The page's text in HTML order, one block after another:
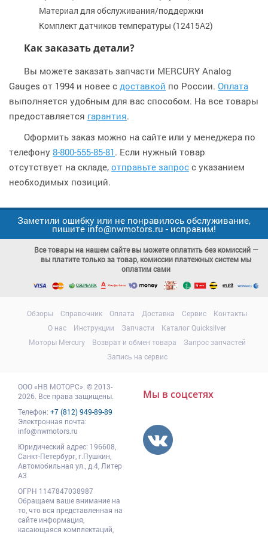
Материал для обслуживания/поддержки
Комплект датчиков температуры (12415A2)
Как заказать детали?
Вы можете заказать запчасти MERCURY Analog
Gauges от 1994 и новее с доставкой по России. Оплата
выполняется удобным для вас способом. На все товары
предоставляется гарантия.
Оформить заказ можно на сайте или у менеджера по
телефону 8-800-555-85-81 . Если нужный товар
отсутствует на складе, отправьте запрос с указанием
необходимых позиций.
Заметили ошибку или не понравилось обслуживание,
пишите info@nwmotors.ru - исправим!
Все товары на нашем сайте вы можете оплатить без комиссий —
вы платите только за товар, комиссии платежных систем мы
оплатим сами
Обзоры Справочник Оплата Доставка Сервис
Контакты
О нас
Инструкции Запчасти
Каталог Quicksilver
Моторы Mercury
Возврат и обмен товара
Запрос запчастей
Запись на сервис
ООО«НВ МОТОРС» © 2013-
2026. Все права защищены.
Телефон: +7 (812) 949-89-89
Электронная почта:
info@nwmotors.ru
Юридический адрес: 196608
Санкт-Петербург, г.Пушкин
Автомобильная ул., д.4, Литер
А3
ОГРН 1147847038987
Обращаем ваше внимание на
то, что вся представленная на
сайте информация,
касающаяся комплектаций,
Мы в соцсетях